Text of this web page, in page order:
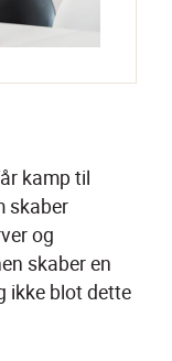
kamp til
skaber
og
skaber en
ikke blot dette